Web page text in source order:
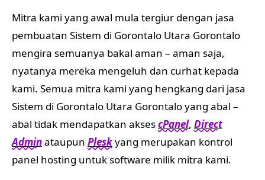
Mitra kami yang awal mula tergiur dengan jasa
pembuatan Sistem di Gorontalo Utara Gorontalo
mengira semuanya bakal aman – aman saja,
nyatanya mereka mengeluh dan curhat kepada
kami. Semua mitra kami yang hengkang dari jasa
Sistem di Gorontalo Utara Gorontalo yang abal –
abal tidak mendapatkan aksescPanel, Direct
Adminataupun Pleskyang merupakan kontrol
panel hosting untuk software milik mitra kami.